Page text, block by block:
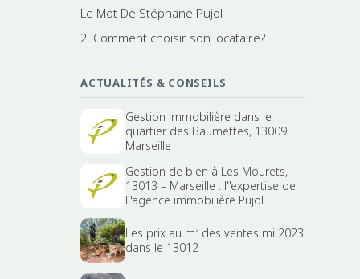
Le Mot De Stéphane Pujol
2. Comment choisir son locataire?
ACTUALITÉS & CONSEILS
Gestion immobilière dans le
quartier des Baumettes, 13009
Marseille
Gestion de bien à Les Mourets,
13013 – Marseille : l''expertise de
l''agence immobilière Pujol
Les prix au m² des ventes mi 2023
dans le 13012